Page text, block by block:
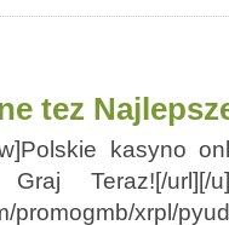
tez
kasyno
Teraz![/url][/
promogmb/xrpl/